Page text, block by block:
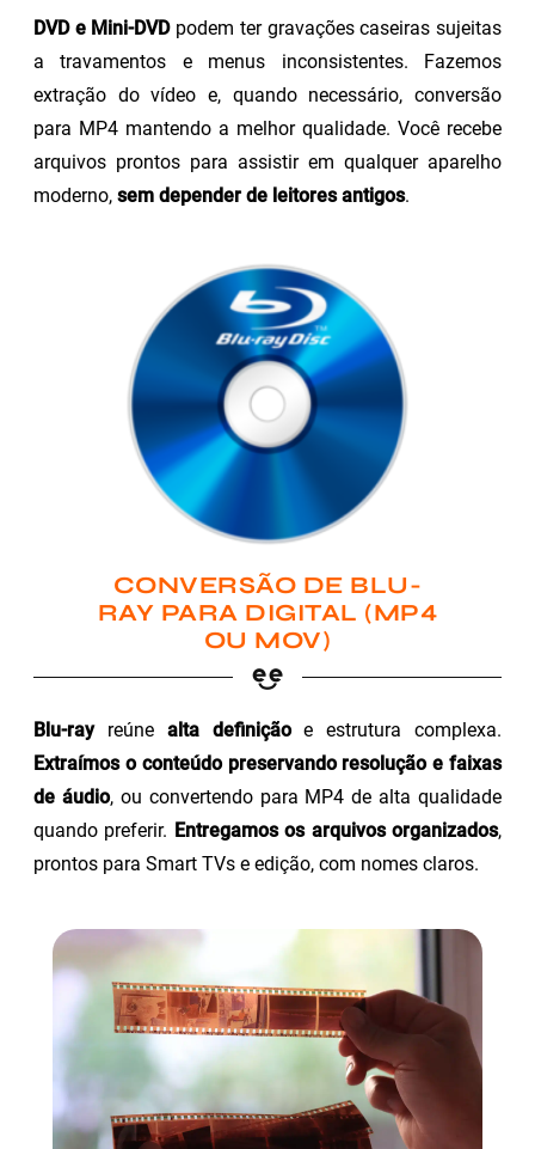
DVD e Mini-DVDpodem ter gravações caseiras sujeitas
a travamentos e menus inconsistentes. Fazemos
extração do vídeo e, quando necessário, conversão
para MP4 mantendo a melhor qualidade. Você recebe
arquivos prontos para assistir em qualquer aparelho
moderno, sem depender de leitores antigos.
CONVERSÃO DE BLU-
RAY PARA DIGITAL (MP4
OU MOV)
Blu-rayreúne alta definiçãoe estrutura complexa.
Extraímos o conteúdo preservando resolução e faixas
de áudio, ou convertendo para MP4 de alta qualidade
quando preferir. Entregamos os arquivos organizados,
prontos para Smart TVs e edição, com nomes claros.